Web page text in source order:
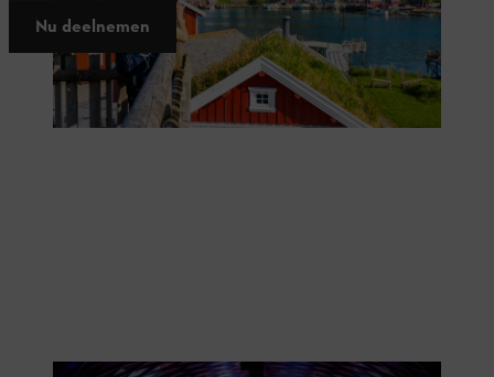
Nu deelnemen